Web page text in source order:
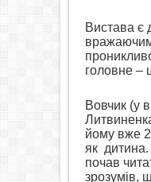
Вистава є
головне –
Вовчик (у
йому вже
як
почав
зрозумів,